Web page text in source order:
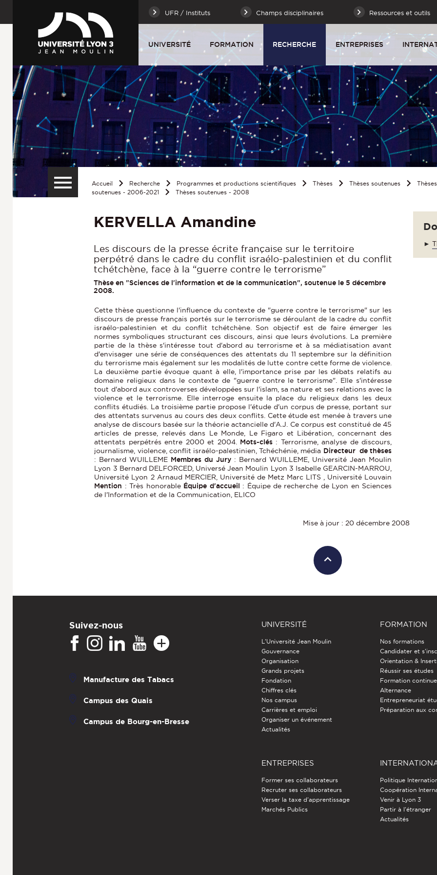
UFR / Instituts Champs disciplinaires Ressources et outils
UNIVERSITÉ FORMATION RECHERCHE ENTREPRISES
Accueil Recherche Programmes et productions scientifiques Thèses Thèses soutenues
Thèses
soutenues - 2006-2021
Thèses soutenues - 2008
KERVELLA Amandine
Les discours de la presse écrite française sur le territoire
perpétré dans le cadre du conflit israélo-palestinien et du conflit
tchétchène, face à la “guerre contre le terrorisme”
Thèse en "Sciences de l'information et de la communication", soutenue le 5 décembre
2008.
Cette thèse questionne l'influence du contexte de "guerre contre le terrorisme" sur les
discours de presse français portés sur le terrorisme se déroulant de la cadre du conflit
israélo-palestinien et du conflit tchétchène. Son objectif est de faire émerger les
normes symboliques structurant ces discours, ainsi que leurs évolutions. La première
partie de la thèse s'intéresse tout d'abord au terrorisme et à sa médiatisation avant
d'envisager une série de conséquences des attentats du 11 septembre sur la définition
du terrorisme mais également sur les modalités de lutte contre cette forme de violence.
La deuxième partie évoque quant à elle, l'importance prise par les débats relatifs au
domaine religieux dans le contexte de "guerre contre le terrorisme". Elle s'intéresse
tout d'abord aux controverses développées sur l'islam, sa nature et ses relations avec la
violence et le terrorisme. Elle interroge ensuite la place du religieux dans les deux
conflits étudiés. La troisième partie propose l'étude d'un corpus de presse, portant sur
des attentats survenus au cours des deux conflits. Cette étude est menée à travers une
analyse de discours basée sur la théorie actancielle d'A.J. Ce corpus est constitué de 45
articles de presse, relevés dans Le Monde, Le Figaro et Libération, concernant des
attentats perpétrés entre 2000 et 2004. Mots-clés: Terrorisme, analyse de discours,
journalisme, violence, conflit israélo-palestinien, Tchéchénie, média Directeur de thèses
: Bernard WUILLEME Membres du Jury : Bernard WUILLEME, Université Jean Moulin
Lyon 3 Bernard DELFORCED, Universé Jean Moulin Lyon 3 Isabelle GEARCIN-MARROU,
Université Lyon 2 Arnaud MERCIER, Université de Metz Marc LITS , Université Louvain
Mention : Très honorable Équipe d'accueil : Équipe de recherche de Lyon en Sciences
de l'Information et de la Communication, ELICO
►
Mise à jour : 20 décembre 2008
Suivez-nous
Manufacture des Tabacs
Campus des Quais
Campus de Bourg-en-Bresse
UNIVERSITÉ
L'Université Jean Moulin
Gouvernance
Organisation
Grands projets
Fondation
Chiffres clés
Nos campus
Carrières et emploi
Organiser un événement
Actualités
FORMATION
Nos formations
Candidater et
Orientation &
Réussir ses études
Formation continue
Alternance
Entrepreneuriat
Préparation aux
ENTREPRISES
Former ses collaborateurs
Recruter ses collaborateurs
Verser la taxe d'apprentissage
Marchés Publics
Politique
Coopération
Venir à Lyon 3
Partir à l'étranger
Actualités